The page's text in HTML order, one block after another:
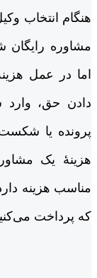
هنگام انتخاب
مشاوره رایگان
اما در عمل
دادن حق،
پرونده یا شکست
هزینۀ یک
مناسب هزینه
که پرداخت